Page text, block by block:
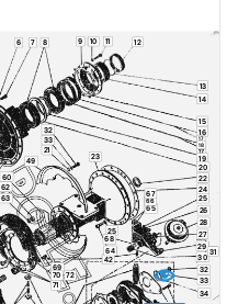
6 7 8 9 10 11 12
13
14
15
16
17
17
18
19
20
21
22
23
24
25
25
26
27
28
29
30
31
32
32
33
33
34
42
49
60
62
63
64
65
66
67
68
69
70
71
72